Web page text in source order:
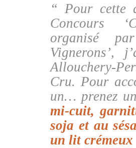
“ Pour cette
Concours
organisé
Vignerons’,
Allouchery-
Cru. Pour
un… prenez
mi-cuit,
soja et au
un lit